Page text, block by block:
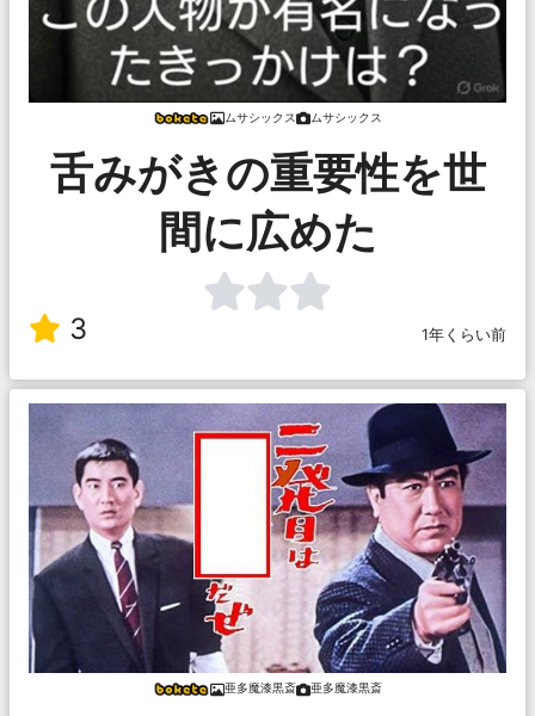
ムサシックス ムサシックス
舌みがきの重要性を世
間に広めた
3 1年くらい前
亜多魔漆黒斎 亜多魔漆黒斎